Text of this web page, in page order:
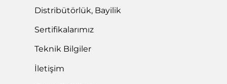
Distribütörlük, Bayilik
Sertifikalarımız
Teknik Bilgiler
İletişim